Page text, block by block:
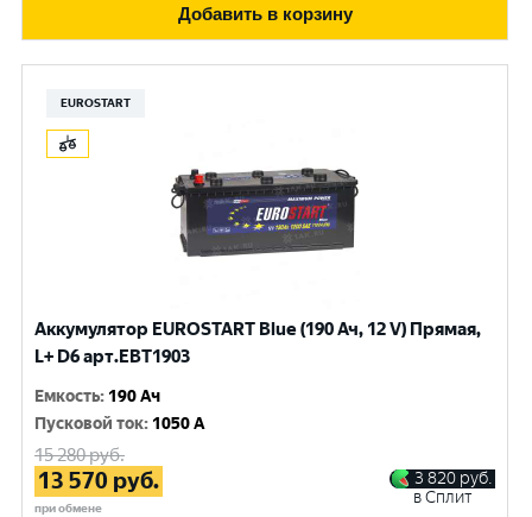
Добавить в корзину
EUROSTART
Аккумулятор EUROSTART Blue (190 Ач, 12 V) Прямая,
L+ D6 арт.EBT1903
Емкость: 190 Ач
Пусковой ток: 1050 A
15 280руб.
13 570 руб.
при обмене
3 820 руб.
в Сплит